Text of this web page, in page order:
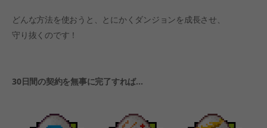
どんな方法を使おうと、とにかくダンジョンを成長させ、
守り抜くのです！
30日間の契約を無事に完了すれば...